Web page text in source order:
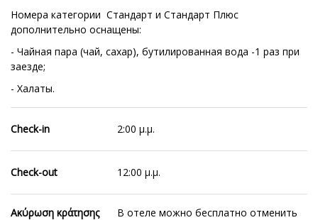
Номера категории Стандарт и Стандарт Плюс
дополнительно оснащены:
- Чайная пара (чай, сахар), бутилированная вода -1 раз при
заезде;
- Халаты.
Check-in 2:00 μ.μ.
Check-out 12:00 μ.μ.
Ακύρωση κράτησης
В отеле можно бесплатно отменить